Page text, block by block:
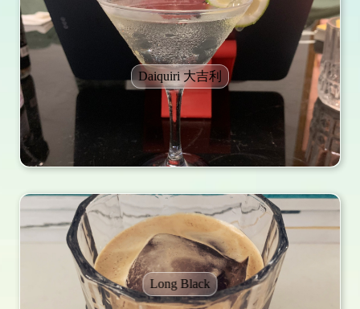
Daiquiri 大吉利
Long Black